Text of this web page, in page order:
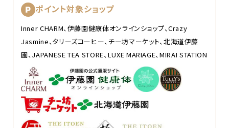
ポイント対象ショップ
Inner CHARM、伊藤園健康体オンラインショップ、Crazy
Jasmine、タリーズコーヒー、チー坊マーケット、北海道伊藤
園、JAPANESE TEA STORE、LUXE MARIAGE、MIRAI STATION